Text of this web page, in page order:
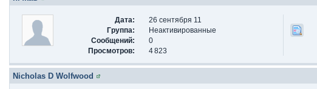
Дата:
26 сентября 11
Группа:
Неактивированные
Сообщений:
0
Просмотров:
4 823
Nicholas D Wolfwood